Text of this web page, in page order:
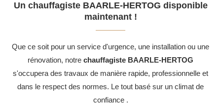
Un chauffagiste BAARLE-HERTOG disponible
maintenant !
Que ce soit pour un service d'urgence, une installation ou une
rénovation, notre chauffagiste BAARLE-HERTOG
s'occupera des travaux de manière rapide, professionnelle et
dans le respect des normes. Le tout basé sur un climat de
confiance .